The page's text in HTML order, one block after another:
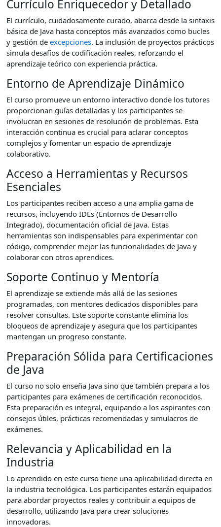
Currículo Enriquecedor y Detallado
El currículo, cuidadosamente curado, abarca desde la sintaxis
básica de Java hasta conceptos más avanzados como bucles
y gestión de excepciones. La inclusión de proyectos prácticos
simula desafíos de codificación reales, reforzando el
aprendizaje teórico con experiencia práctica.
Entorno de Aprendizaje Dinámico
El curso promueve un entorno interactivo donde los tutores
proporcionan guías detalladas y los participantes se
involucran en sesiones de resolución de problemas. Esta
interacción continua es crucial para aclarar conceptos
complejos y fomentar un espacio de aprendizaje
colaborativo.
Acceso a Herramientas y Recursos
Esenciales
Los participantes reciben acceso a una amplia gama de
recursos, incluyendo IDEs (Entornos de Desarrollo
Integrado), documentación oficial de Java. Estas
herramientas son indispensables para experimentar con
código, comprender mejor las funcionalidades de Java y
colaborar con otros aprendices.
Soporte Continuo y Mentoría
El aprendizaje se extiende más allá de las sesiones
programadas, con mentores dedicados disponibles para
resolver consultas. Este soporte constante elimina los
bloqueos de aprendizaje y asegura que los participantes
mantengan un progreso constante.
Preparación Sólida para Certificaciones
de Java
El curso no solo enseña Java sino que también prepara a los
participantes para exámenes de certificación reconocidos.
Esta preparación es integral, equipando a los aspirantes con
consejos útiles, prácticas recomendadas y simulacros de
exámenes.
Relevancia y Aplicabilidad en la
Industria
Lo aprendido en este curso tiene una aplicabilidad directa en
la industria tecnológica. Los participantes estarán equipados
para abordar proyectos reales y contribuir a equipos de
desarrollo, utilizando Java para crear soluciones
innovadoras.